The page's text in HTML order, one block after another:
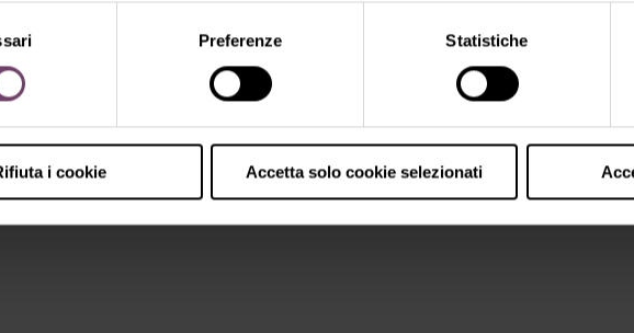
visualizzare l'informativa sulla privacy.
Preferenze Statistiche
i cookie Accetta solo cookie selezionati